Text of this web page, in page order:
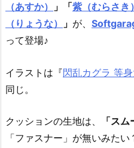
（あすか）
」「紫（むらさき）
（りょうな）
」 が、
って登場♪
イラストは『閃乱カグラ 等
同じ。
クッションの生地は、 「ス
「ファスナー」が無いみた